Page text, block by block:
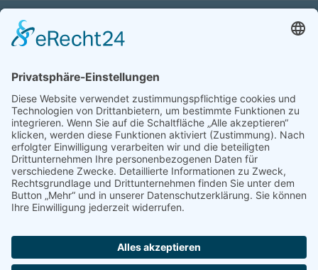
GLOSSAR ZAHNHEILKUNDE
MACHEN SIE SICH SCHLAU
Sie wollen es genau wissen? Wir haben
für Sie wichtige Begriffe aus der
Zahnheilkunde in einem Glossar
zusammengefasst und alphabetisch
geordnet.
ZUM GLOSSAR
IMPRESSUM DATENSCHUTZERKLÄRUNG